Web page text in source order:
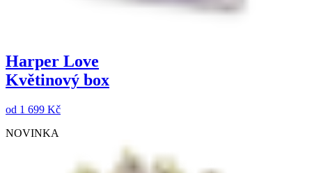
Harper Love
Květinový box
od 1 699 Kč
NOVINKA